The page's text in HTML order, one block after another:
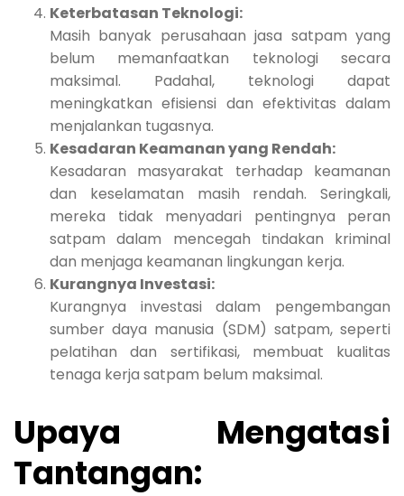
Keterbatasan Teknologi:
Masih banyak perusahaan jasa satpam yang
belum memanfaatkan teknologi secara
maksimal. Padahal, teknologi dapat
meningkatkan efisiensi dan efektivitas dalam
menjalankan tugasnya.
Kesadaran Keamanan yang Rendah:
Kesadaran masyarakat terhadap keamanan
dan keselamatan masih rendah. Seringkali,
mereka tidak menyadari pentingnya peran
satpam dalam mencegah tindakan kriminal
dan menjaga keamanan lingkungan kerja.
Kurangnya Investasi:
Kurangnya investasi dalam pengembangan
sumber daya manusia (SDM) satpam, seperti
pelatihan dan sertifikasi, membuat kualitas
tenaga kerja satpam belum maksimal.
Upaya Mengatasi
Tantangan: